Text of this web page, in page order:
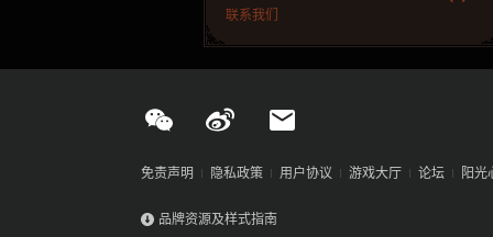
联系我们
免责声明 隐私政策 用户协议 游戏大厅 论坛 阳光
品牌资源及样式指南